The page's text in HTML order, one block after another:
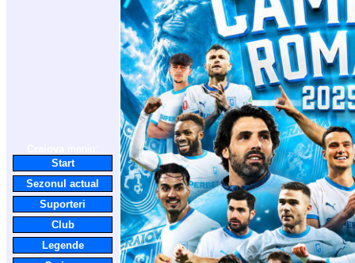
Start
Sezonul actual
Suporteri
Club
Legende